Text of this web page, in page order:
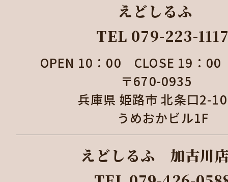
えどしるふ
TEL 079-223-
OPEN 10：00 CLOSE 19：
〒670-0935
兵庫県 姫路市 北条口
うめおかビル1F
えどしるふ 加古